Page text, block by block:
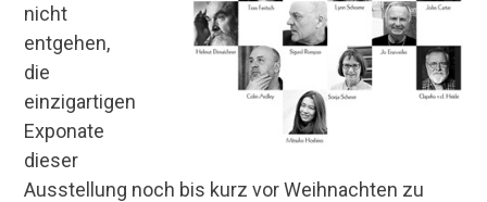
nicht
entgehen,
die
einzigartigen
Exponate
dieser
Ausstellung noch bis kurz vor Weihnachten zu